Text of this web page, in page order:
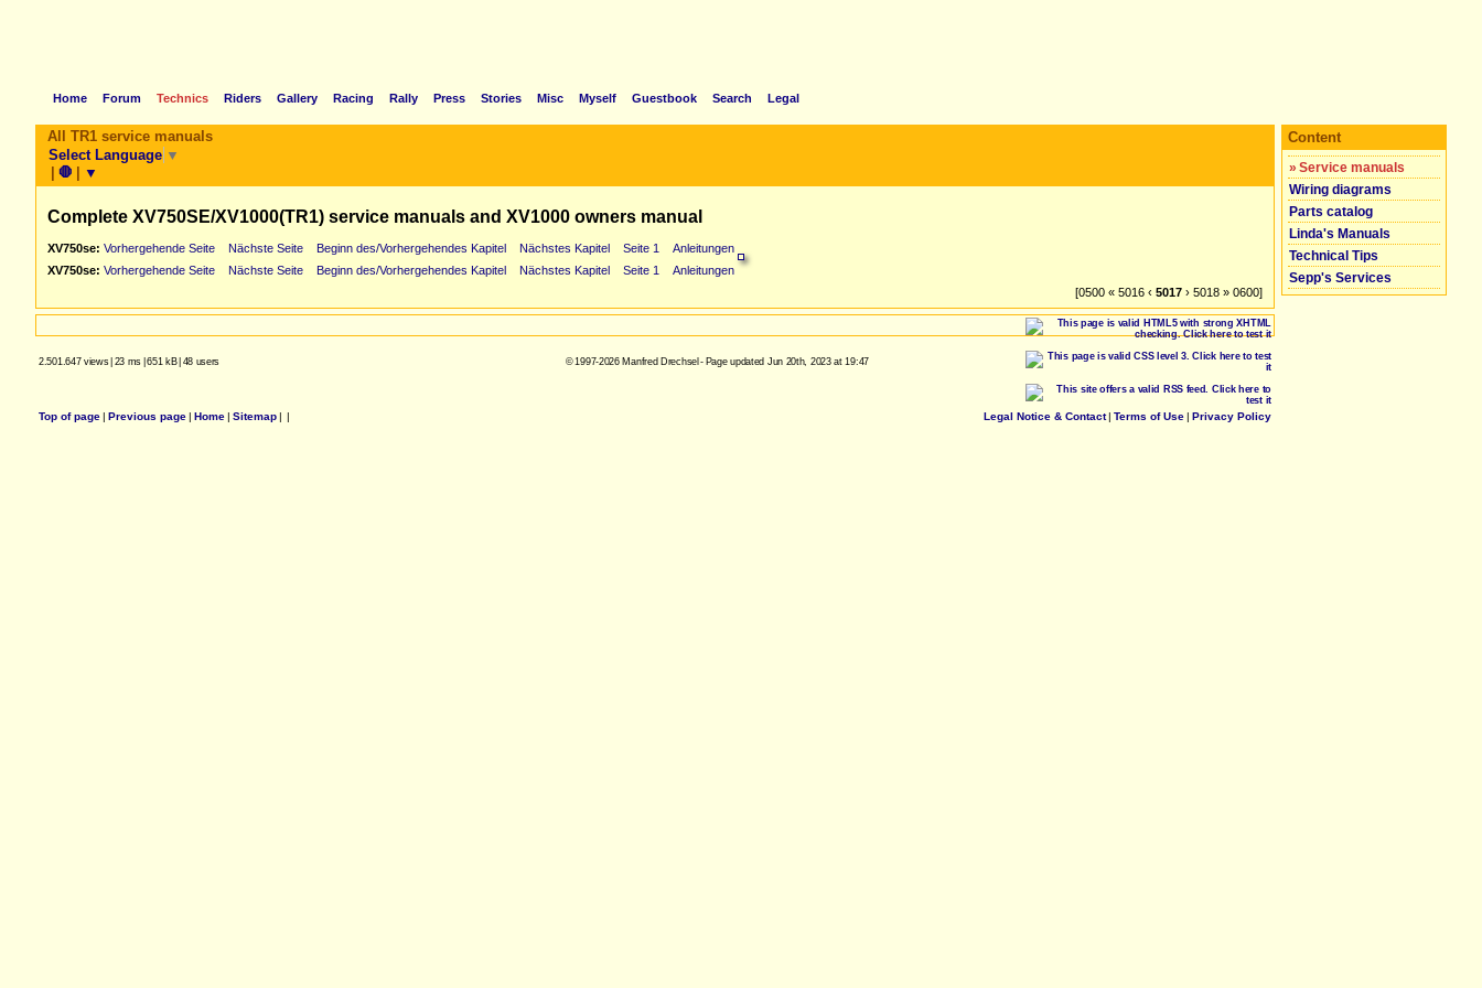
Home Forum Technics Riders Gallery Racing Rally Press Stories Misc Myself Guestbook Search Legal
All TR1 service manuals
Select Language ▼
| 🛑 | ▼
Complete XV750SE/XV1000(TR1) service manuals and XV1000 owners manual
XV750se: Vorhergehende Seite Nächste Seite Beginn des/Vorhergehendes Kapitel Nächstes Kapitel Seite 1
Anleitungen
XV750se: Vorhergehende Seite Nächste Seite Beginn des/Vorhergehendes Kapitel Nächstes Kapitel Seite 1
Anleitungen
[0500 « 5016 ‹ 5017 › 5018 » 0600]
Content
» Service manuals
Wiring diagrams
Parts catalog
Linda's Manuals
Technical Tips
Sepp's Services
2.501.647 views| 23 ms |651 kB| 48 users © 1997-2026 Manfred Drechsel - Page updated Jun 20th, 2023 at 19:47
Top of page| Previous page| Home| Sitemap| | Legal Notice & Contact| Terms of Use| Privacy Policy